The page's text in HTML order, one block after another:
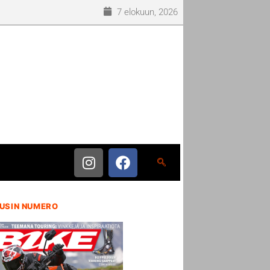
7 elokuun, 2026
NUMERO